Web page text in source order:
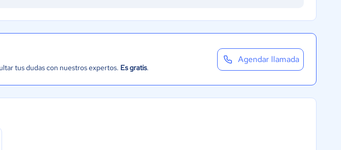
tus dudas con nuestros expertos. Es gratis.
Agendar llamada